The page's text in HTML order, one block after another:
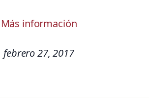
Más información
febrero 27, 2017